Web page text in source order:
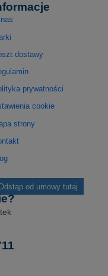
dostawy
prywatności
cookie
strony
od umowy tutaj